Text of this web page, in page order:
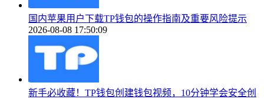
国内苹果用户下载TP钱包的操作指南及重要风险提示
2026-08-08 17:50:09
新手必收藏！TP钱包创建钱包视频，10分钟学会安全创